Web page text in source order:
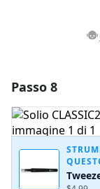
Aggiungi
Passo 8